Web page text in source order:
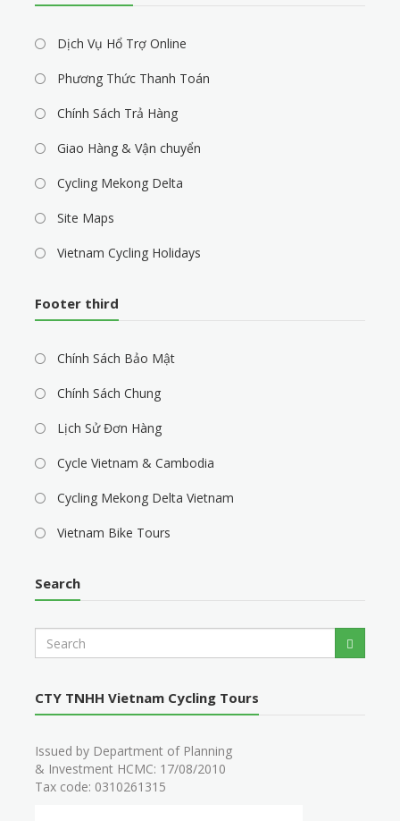
Dịch Vụ Hổ Trợ Online
Phương Thức Thanh Toán
Chính Sách Trả Hàng
Giao Hàng & Vận chuyển
Cycling Mekong Delta
Site Maps
Vietnam Cycling Holidays
Footer third
Chính Sách Bảo Mật
Chính Sách Chung
Lịch Sử Đơn Hàng
Cycle Vietnam & Cambodia
Cycling Mekong Delta Vietnam
Vietnam Bike Tours
Search
e
c
Search
CTY TNHH Vietnam Cycling Tours
Issued by Department of Planning
& Investment HCMC: 17/08/2010
Tax code: 0310261315